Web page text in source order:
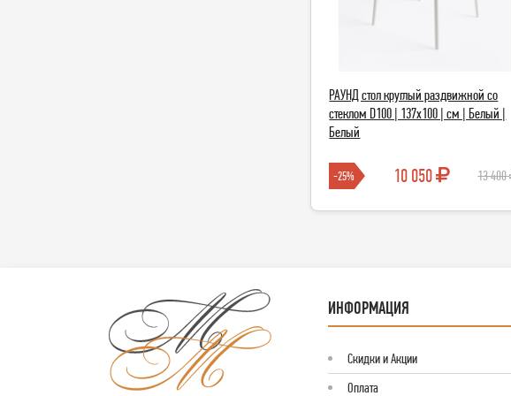
РАУНД стол круглый раздвижной со
стеклом D100 | 137х100 | см | Белый |
Белый
-25% 10 050 13 400
ИНФОРМАЦИЯ
Скидки и Акции
Оплата